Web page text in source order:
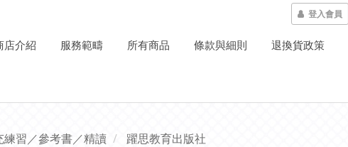
登入會員
店介紹 服務範疇 所有商品 條款與細則 退換貨政策
練習／參考書／精讀 躍思教育出版社